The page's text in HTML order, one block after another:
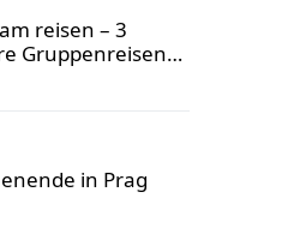
reisen – 3
Gruppenreisen
in Prag